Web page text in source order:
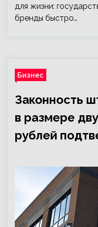
для жизни:
бренды быстро…
Бизнес
Законность
в размере
рублей